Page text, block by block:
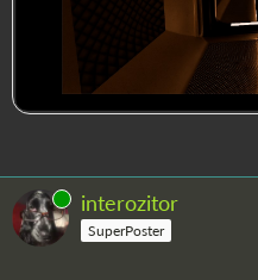
Online interozitor
SuperPoster